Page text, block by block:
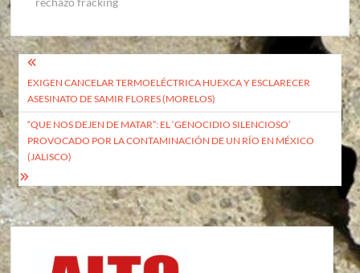
Navegación
de
entradas
EXIGEN CANCELAR TERMOELÉCTRICA HUEXCA Y ESCLARECER
ASESINATO DE SAMIR FLORES (MORELOS)
“QUE NOS DEJEN DE MATAR”: EL ‘GENOCIDIO SILENCIOSO’
PROVOCADO POR LA CONTAMINACIÓN DE UN RÍO EN MÉXICO
(JALISCO)